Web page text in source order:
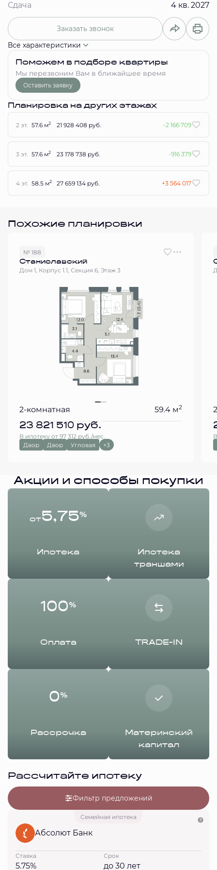
Сдача 4 кв. 2027
Заказать звонок
Все характеристики
Поможем в подборе квартиры
Мы перезвоним Вам в ближайшее время
Оставить заявку
Планировка на других этажах
2 эт. 57.6 м2 21 928 408 руб. -2 166 709
3 эт. 57.6 м2 23 178 738 руб. -916 379
4 эт. 58.5 м2 27 659 134 руб. +3 564 017
Похожие планировки
№ 188
Станиславский
Дом 1, Корпус 1.1, Секция 6, Этаж 3
2-комнатная 59.4 м2
23 821 510 руб.
В ипотеку от 97 312 руб./мес.
Двор
Двор Угловая +3
Акции и способы покупки
от5,75%
Ипотека
Ипотека
траншами
100%
Оплата TRADE-IN
0%
Рассрочка
Материнский
капитал
Рассчитайте ипотеку
Фильтр предложений
Семейная ипотека
Абсолют Банк
Ставка
5.75%
Срок
до 30 лет